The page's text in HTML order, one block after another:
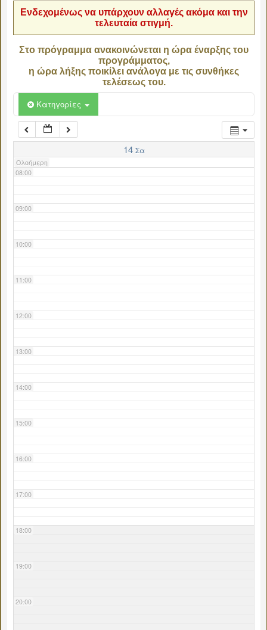
Ενδεχομένως να υπάρχουν αλλαγές ακόμα και την
τελευταία στιγμή.
Στο πρόγραμμα ανακοινώνεται η ώρα έναρξης του
προγράμματος,
η ώρα λήξης ποικίλει ανάλογα με τις συνθήκες
τελέσεως του.
Κατηγορίες
14 Σα
Ολοήμερη
06:00
07:00
08:00
09:00
10:00
11:00
12:00
13:00
14:00
15:00
16:00
17:00
18:00
19:00
20:00